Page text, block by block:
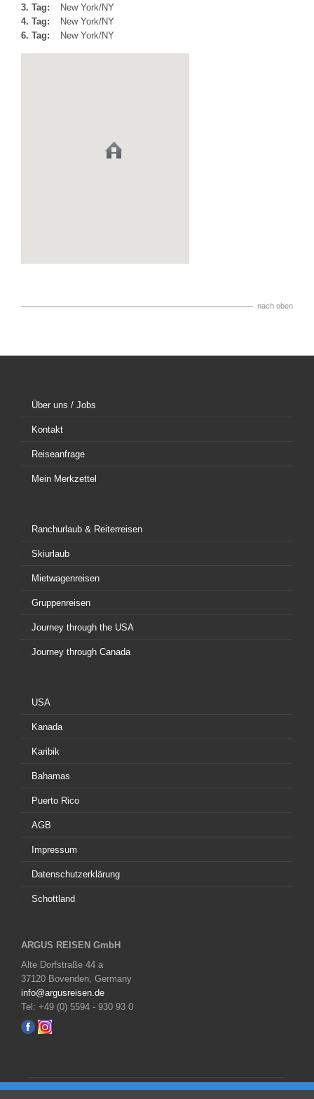
3. Tag:
New York/NY
4. Tag:
New York/NY
6. Tag:
New York/NY
nach oben
Über uns / Jobs
Kontakt
Reiseanfrage
Mein Merkzettel
Ranchurlaub & Reiterreisen
Skiurlaub
Mietwagenreisen
Gruppenreisen
Journey through the USA
Journey through Canada
USA
Kanada
Karibik
Bahamas
Puerto Rico
AGB
Impressum
Datenschutzerklärung
Schottland
ARGUS REISEN GmbH
Alte Dorfstraße 44 a
37120 Bovenden, Germany
info@argusreisen.de
Tel: +49 (0) 5594 - 930 93 0